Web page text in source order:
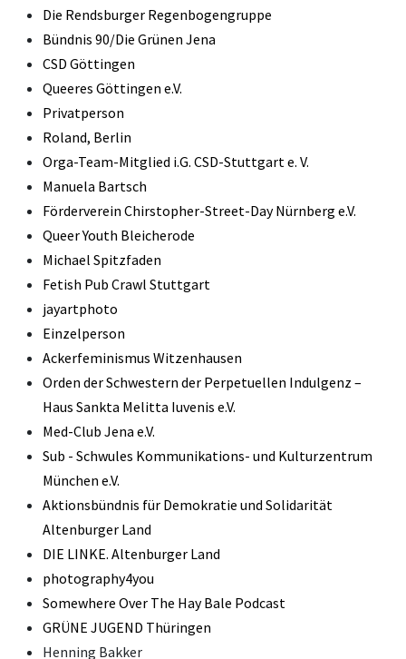
Die Rendsburger Regenbogengruppe
Bündnis 90/Die Grünen Jena
CSD Göttingen
Queeres Göttingen e.V.
Privatperson
Roland, Berlin
Orga-Team-Mitglied i.G. CSD-Stuttgart e. V.
Manuela Bartsch
Förderverein Chirstopher-Street-Day Nürnberg e.V.
Queer Youth Bleicherode
Michael Spitzfaden
Fetish Pub Crawl Stuttgart
jayartphoto
Einzelperson
Ackerfeminismus Witzenhausen
Orden der Schwestern der Perpetuellen Indulgenz –
Haus Sankta Melitta Iuvenis e.V.
Med-Club Jena e.V.
Sub - Schwules Kommunikations- und Kulturzentrum
München e.V.
Aktionsbündnis für Demokratie und Solidarität
Altenburger Land
DIE LINKE. Altenburger Land
photography4you
Somewhere Over The Hay Bale Podcast
GRÜNE JUGEND Thüringen
Henning Bakker